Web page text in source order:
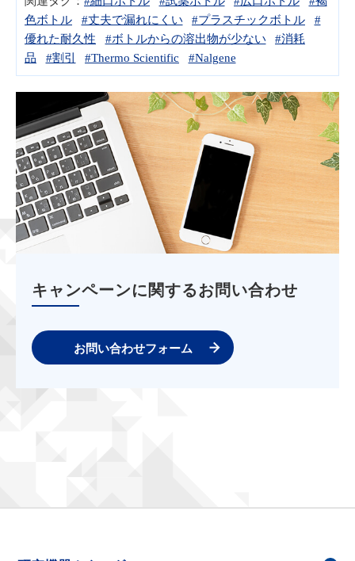
色ボトル
#丈夫で漏れにくい #プラスチックボトル
#
優れた耐久性
#ボトルからの溶出物が少ない
#消耗
品
#割引 #Thermo Scientific #Nalgene
キャンペーンに関するお問い合わせ
お問い合わせフォーム